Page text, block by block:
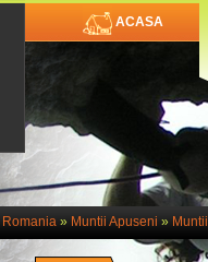
ACASA
Romania» Muntii Apuseni »